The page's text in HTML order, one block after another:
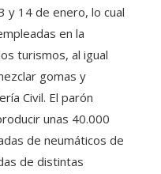
y 14 de enero, lo cual
en la
turismos, al igual
gomas y
Civil. El parón
unas 40.000
de neumáticos de
de distintas